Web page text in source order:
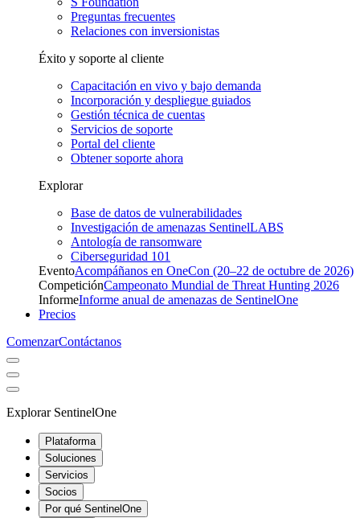
Preguntas frecuentes
Relaciones con inversionistas
Éxito y soporte al cliente
Capacitación en vivo y bajo demanda
Incorporación y despliegue guiados
Gestión técnica de cuentas
Servicios de soporte
Portal del cliente
Obtener soporte ahora
Explorar
Base de datos de vulnerabilidades
Investigación de amenazas SentinelLABS
Antología de ransomware
Ciberseguridad 101
EventoAcompáñanos en OneCon (20–22 de octubre de 2026)
CompeticiónCampeonato Mundial de Threat Hunting 2026
InformeInforme anual de amenazas de SentinelOne
Precios
ComenzarContáctanos
Explorar SentinelOne
Plataforma
Soluciones
Servicios
Socios
Por qué SentinelOne